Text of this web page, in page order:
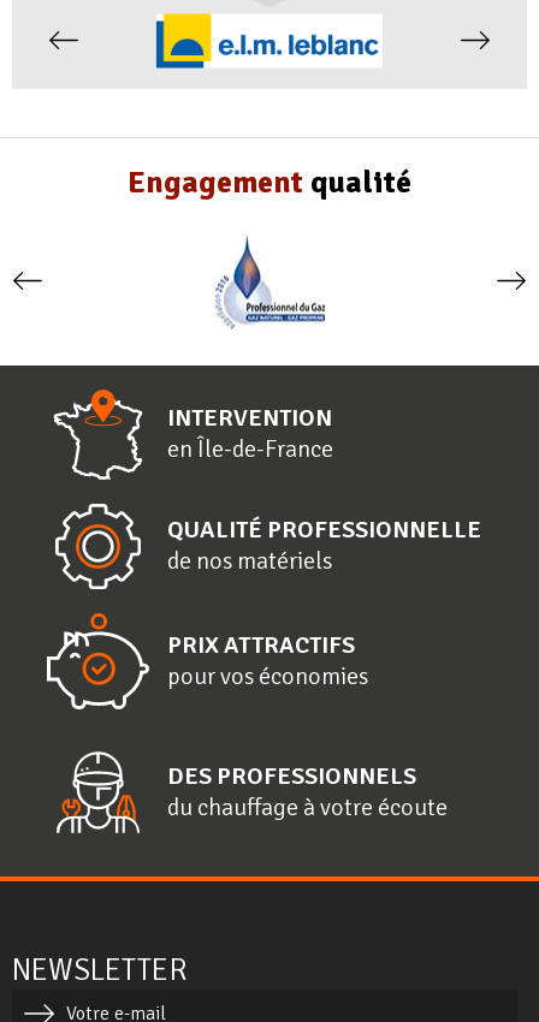
Engagement qualité
INTERVENTION
en Île-de-France
QUALITÉ PROFESSIONNELLE
de nos matériels
PRIX ATTRACTIFS
pour vos économies
DES PROFESSIONNELS
du chauffage à votre écoute
NEWSLETTER